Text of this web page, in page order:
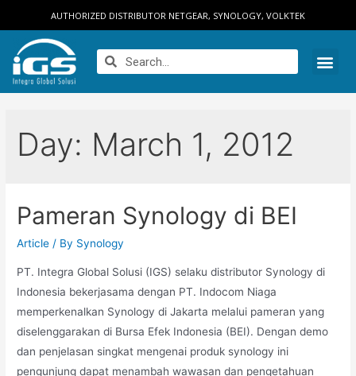
AUTHORIZED DISTRIBUTOR NETGEAR, SYNOLOGY, VOLKTEK
Day: March 1, 2012
Pameran Synology di BEI
Article / By Synology
PT. Integra Global Solusi (IGS) selaku distributor Synology di
Indonesia bekerjasama dengan PT. Indocom Niaga
memperkenalkan Synology di Jakarta melalui pameran yang
diselenggarakan di Bursa Efek Indonesia (BEI). Dengan demo
dan penjelasan singkat mengenai produk synology ini
pengunjung dapat menambah wawasan dan pengetahuan